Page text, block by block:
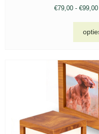
€79,00 - €99,00